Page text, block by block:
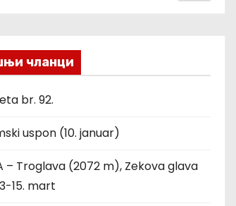
чланци
br. 92.
uspon (10. januar)
– Troglava (2072 m), Zekova glava
15. mart